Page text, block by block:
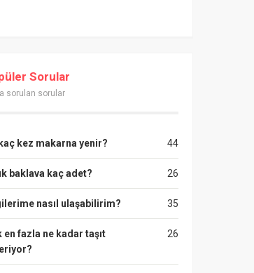
Sorular
sorulan sorular
44
kez makarna yenir?
26
baklava kaç adet?
35
nasıl ulaşabilirim?
26
en fazla ne kadar taşıt